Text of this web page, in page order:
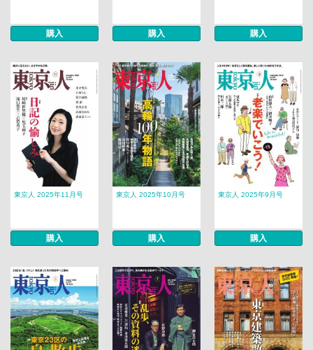
購入 購入 購入
東京人 2025年11月号
購入
東京人 2025年10月号
購入
東京人 2025年9月号
購入